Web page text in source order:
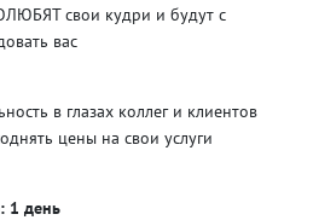
свои кудри и будут с
вас
в глазах коллег и клиентов
цены на свои услуги
1 день